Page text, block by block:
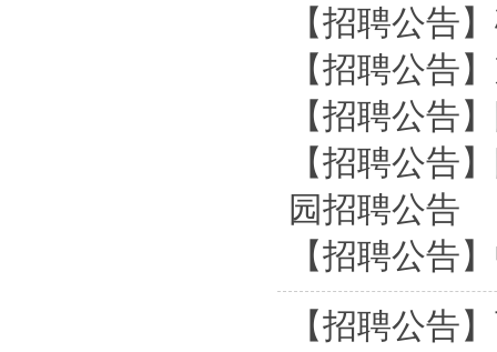
【招聘公告
【招聘公告
【招聘公告
【招聘公告
园招聘公告
【招聘公告
【招聘公告